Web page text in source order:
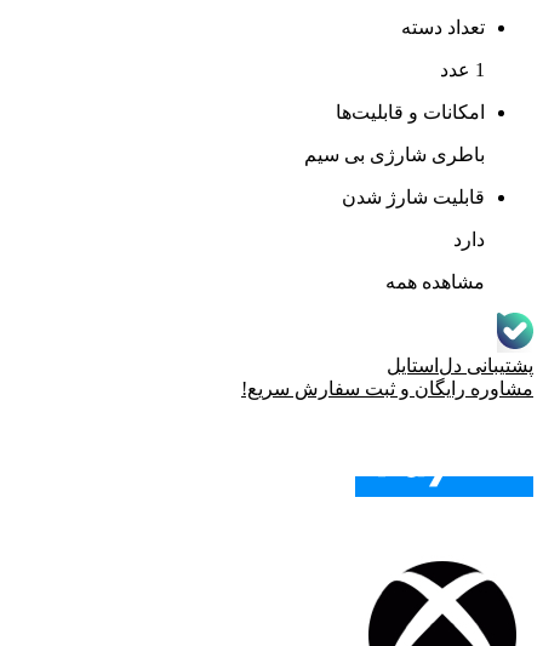
تعداد دسته
1 عدد
امکانات و قابلیت‌ها
باطری شارژی بی سیم
قابلیت شارژ شدن
دارد
مشاهده همه
پشتیبانی دل‌استایل
مشاوره رایگان و ثبت سفارش سریع!